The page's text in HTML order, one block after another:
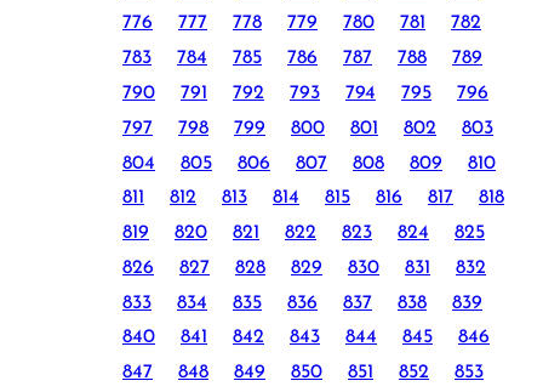
776
777 778 779 780 781
782
783
784 785 786 787 788
789
790
791 792 793 794 795
796
797
798 799 800 801 802
803
804
805 806 807 808 809
810
811
812 813 814 815 816 817
818
819
820 821 822 823 824
825
826
827 828 829 830 831
832
833
834 835 836 837 838
839
840
841 842 843 844 845
846
847
848 849 850 851 852
853